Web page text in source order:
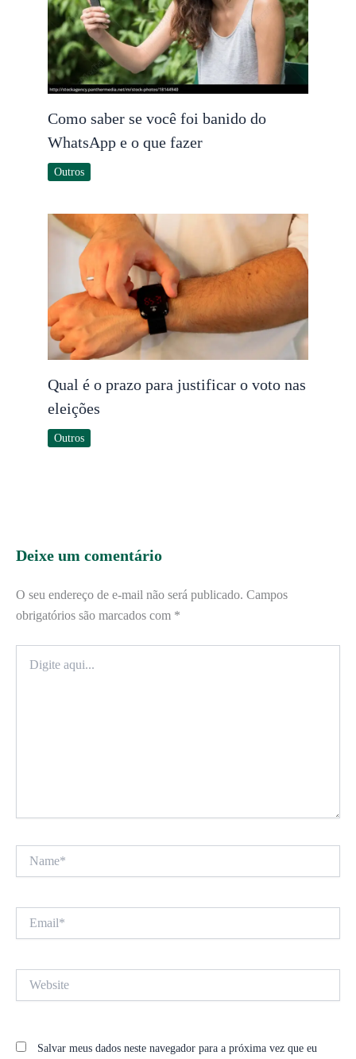
Como saber se você foi banido do
WhatsApp e o que fazer
Outros
Qual é o prazo para justificar o voto nas
eleições
Outros
Deixe um comentário
O seu endereço de e-mail não será publicado. Campos
obrigatórios são marcados com *
aqui...
Salvar meus dados neste navegador para a próxima vez que eu